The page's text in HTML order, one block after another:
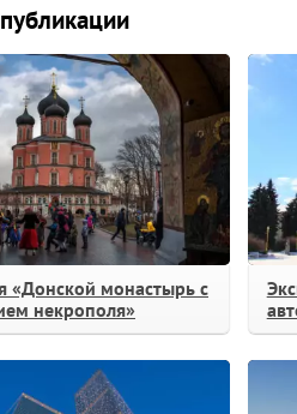
«Донской монастырь с
некрополя»